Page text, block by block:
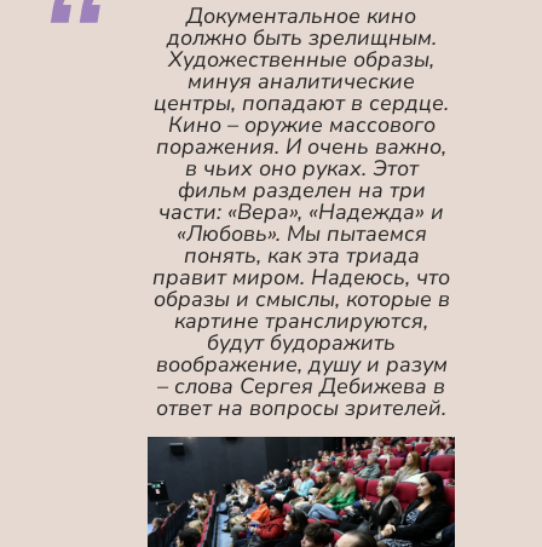
Документальное кино
должно быть зрелищным.
Художественные образы,
минуя аналитические
центры, попадают в сердце.
Кино – оружие массового
поражения. И очень важно,
в чьих оно руках. Этот
фильм разделен на три
части: «Вера», «Надежда» и
«Любовь». Мы пытаемся
понять, как эта триада
правит миром. Надеюсь, что
образы и смыслы, которые в
картине транслируются,
будут будоражить
воображение, душу и разум
– слова Сергея Дебижева в
ответ на вопросы зрителей.